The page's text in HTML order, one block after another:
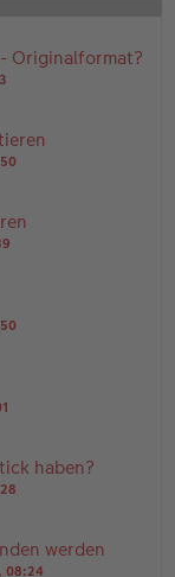
Originalformat?
haben?
werden
08:24